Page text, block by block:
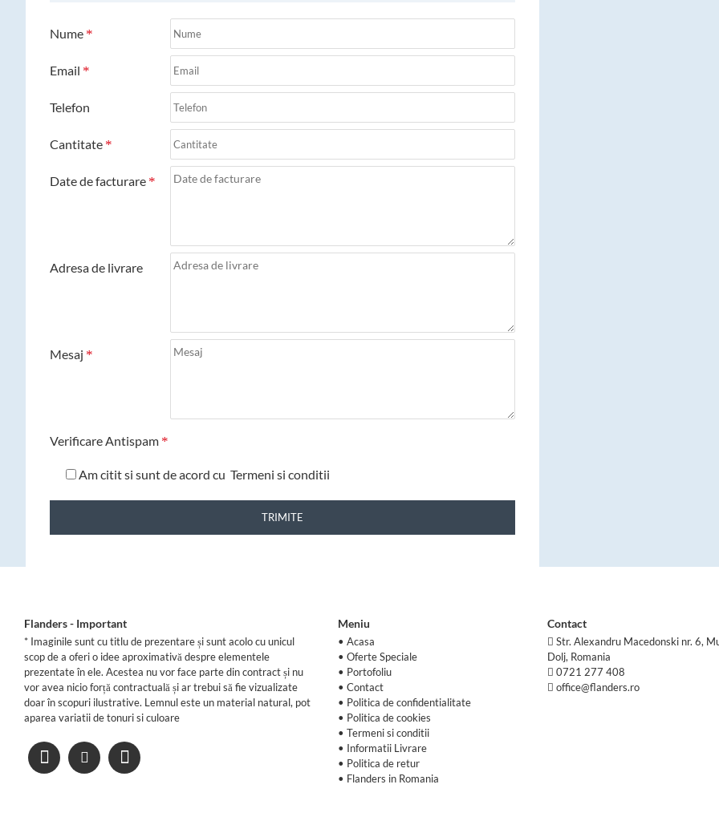
Nume
Email
Telefon
Cantitate
Date de facturare
Adresa de livrare
Mesaj
Verificare Antispam
Am citit si sunt de acord cu Termeni si conditii
TRIMITE
Flanders - Important
* Imaginile sunt cu titlu de prezentare și sunt acolo cu unicul
scop de a oferi o idee aproximativă despre elementele
prezentate în ele. Acestea nu vor face parte din contract și nu
vor avea nicio forță contractuală și ar trebui să fie vizualizate
doar în scopuri ilustrative. Lemnul este un material natural, pot
aparea variatii de tonuri si culoare
Meniu
• Acasa
•Oferte Speciale
• Portofoliu
•Contact
• Politica de confidentialitate
• Politica de cookies
•Termeni si conditii
• Informatii Livrare
• Politica de retur
• Flanders in Romania
Contact
Str. Alexandru Macedonski nr. 6,
Dolj, Romania
0721 277 408
office@flanders.ro